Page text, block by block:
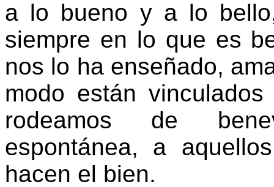
a lo bueno y a lo
siempre en lo que es
nos lo ha enseñado,
modo están
rodeamos de
espontánea, a
hacen el bien.